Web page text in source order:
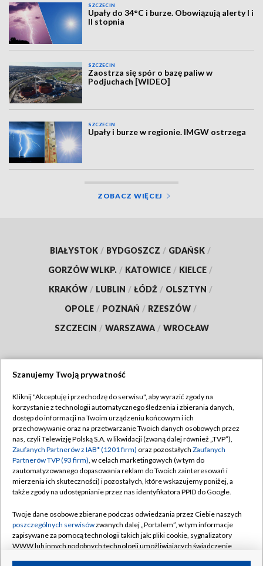
SZCZECIN
Upały do 34°C i burze. Obowiązują alerty I i
II stopnia
SZCZECIN
Zaostrza się spór o bazę paliw w
Podjuchach [WIDEO]
SZCZECIN
Upały i burze w regionie. IMGW ostrzega
ZOBACZ WIĘCEJ
BIAŁYSTOK / BYDGOSZCZ / GDAŃSK /
GORZÓW WLKP. / KATOWICE / KIELCE /
KRAKÓW / LUBLIN / ŁÓDŹ / OLSZTYN /
OPOLE / POZNAŃ / RZESZÓW /
SZCZECIN / WARSZAWA / WROCŁAW
TVP
Abonament TVP
Emisja w TVP
Centrum informacji TVP
Naziemna Telewizja Cyfrowa
Rada Programowa
System NOS
Informacje o nadawcy
Regulamin TVP
Polityka prywatności
Moje zgody
Pomoc
Kontakt
Kanały
Szanujemy Twoją prywatność
Kliknij "Akceptuję i przechodzę do serwisu", aby wyrazić zgody na
korzystanie z technologii automatycznego śledzenia i zbierania danych,
dostęp do informacji na Twoim urządzeniu końcowym i ich
przechowywanie oraz na przetwarzanie Twoich danych osobowych przez
nas, czyli Telewizję Polską S.A. w likwidacji (zwaną dalej również „TVP”),
Zaufanych Partnerów z IAB* (1201 firm) oraz pozostałych Zaufanych
Partnerów TVP (93 firm), w celach marketingowych (w tym do
zautomatyzowanego dopasowania reklam do Twoich zainteresowań i
mierzenia ich skuteczności) i pozostałych, które wskazujemy poniżej, a
także zgody na udostępnianie przez nas identyfikatora PPID do Google.
Twoje dane osobowe zbierane podczas odwiedzania przez Ciebie naszych
poszczególnych serwisówzwanych dalej „Portalem”, w tym informacje
zapisywane za pomocą technologii takich jak: pliki cookie, sygnalizatory
WWW lub innych podobnych technologii umożliwiających świadczenie